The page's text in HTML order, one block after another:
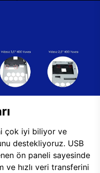
çok iyi biliyor ve
destekliyoruz. USB
ön paneli sayesinde
ve hızlı veri transferini